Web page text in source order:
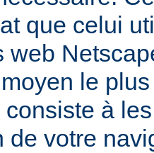
que celui
web
le
à
de votre